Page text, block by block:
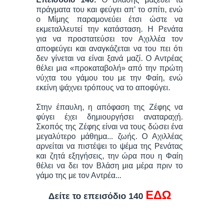
πράγματα του και φεύγει απ’ το σπίτι, ενώ
ο Μίμης παραμονεύει έτσι ώστε να
εκμεταλλευτεί την κατάσταση. Η Ρενάτα
για να προστατεύσει τον Αχιλλέα τον
αποφεύγει και αναγκάζεται να του πει ότι
δεν γίνεται να είναι ξανά μαζί. Ο Αντρέας
θέλει μια «προκαταβολή» από την πρώτη
νύχτα του γάμου του με την Φαίη, ενώ
εκείνη ψάχνει τρόπους να το αποφύγει.
Στην έπαυλη, η απόφαση της Ζέφης να
φύγει έχει δημιουργήσει αναταραχή.
Σκοπός της Ζέφης είναι να τους δώσει ένα
μεγαλύτερο μάθημα... ζωής. Ο Αχιλλέας
αρνείται να πιστέψει το ψέμα της Ρενάτας
και ζητά εξηγήσεις, την ώρα που η Φαίη
θέλει να δει τον Βλάση μια μέρα πριν το
γάμο της με τον Αντρέα...
Δείτε το επεισόδιο 140 ΕΔΩ